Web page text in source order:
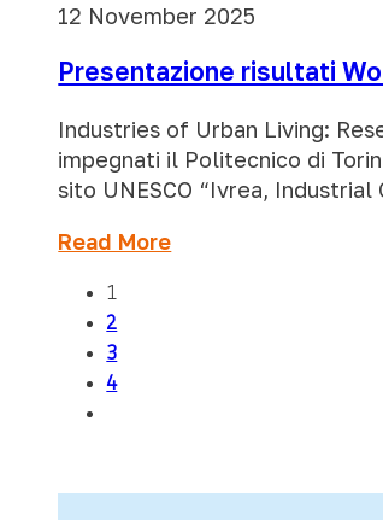
12 November 2025
Presentazione risultati
Industries of Urban Living:
impegnati il Politecnico di
sito UNESCO “Ivrea,
Read More
1
2
3
4